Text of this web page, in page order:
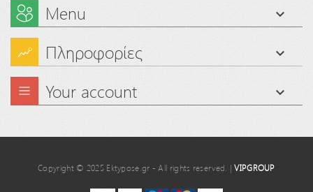
Menu
Πληροφορίες
Your account
Copyright © 2025 Ektypose.gr - All rights reserved. |VIPGROUP